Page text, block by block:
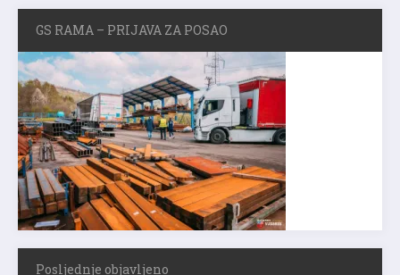
GS RAMA – PRIJAVA ZA POSAO
Posljednje objavljeno